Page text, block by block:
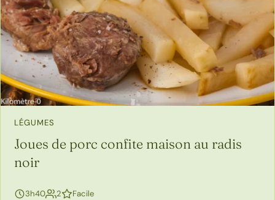
LÉGUMES
Joues de porc confite maison au radis
noir
3h40 2personnes
Facile